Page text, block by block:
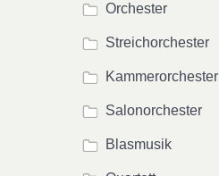
Orchester
Streichorchester
Kammerorchester
Salonorchester
Blasmusik